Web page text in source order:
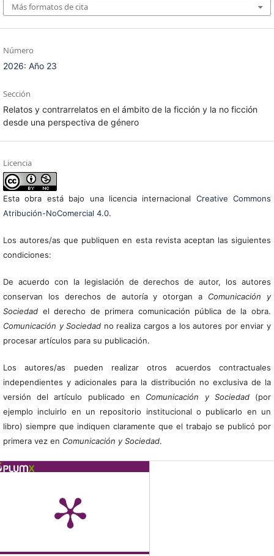
Más formatos de cita
Número
2026: Año 23
Sección
Relatos y contrarrelatos en el ámbito de la ficción y la no ficción
desde una perspectiva de género
Licencia
Esta obra está bajo una licencia internacional Creative Commons
Atribución-NoComercial 4.0.
Los autores/as que publiquen en esta revista aceptan las siguientes
condiciones:
De acuerdo con la legislación de derechos de autor, los autores
conservan los derechos de autoría y otorgan a Comunicación y
Sociedadel derecho de primera comunicación pública de la obra.
Comunicación y Sociedad no realiza cargos a los autores por enviar y
procesar artículos para su publicación.
Los autores/as pueden realizar otros acuerdos contractuales
independientes y adicionales para la distribución no exclusiva de la
versión del artículo publicado en Comunicación y Sociedad(por
ejemplo incluirlo en un repositorio institucional o publicarlo en un
libro) siempre que indiquen claramente que el trabajo se publicó por
primera vez en Comunicación y Sociedad.